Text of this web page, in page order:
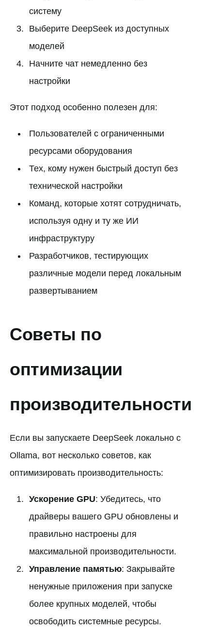
систему
Выберите DeepSeek из доступных
моделей
Начните чат немедленно без
настройки
Этот подход особенно полезен для:
Пользователей с ограниченными
ресурсами оборудования
Тех, кому нужен быстрый доступ без
технической настройки
Команд, которые хотят сотрудничать,
используя одну и ту же ИИ
инфраструктуру
Разработчиков, тестирующих
различные модели перед локальным
развертыванием
Советы по
оптимизации
производительности
Если вы запускаете DeepSeek локально с
Ollama, вот несколько советов, как
оптимизировать производительность:
Ускорение GPU: Убедитесь, что
драйверы вашего GPU обновлены и
правильно настроены для
максимальной производительности.
Управление памятью: Закрывайте
ненужные приложения при запуске
более крупных моделей, чтобы
освободить системные ресурсы.